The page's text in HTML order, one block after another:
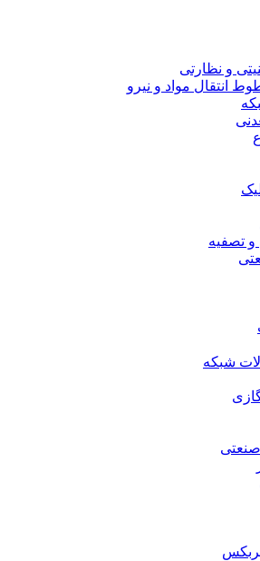
و نظارتی
انتقال مواد و نیرو
و تصفیه
شبکه
صنعتی